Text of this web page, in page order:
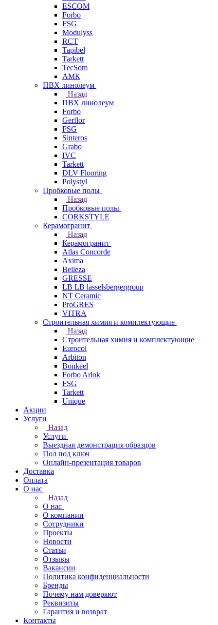
ESCOM
Forbo
FSG
Modulyss
RCT
Tapibel
Tarkett
TecSom
АМК
ПВХ линолеум
Назад
ПВХ линолеум
Forbo
Gerflor
FSG
Sinteros
Grabo
IVC
Tarkett
DLV Flooring
Polystyl
Пробковые полы
Назад
Пробковые полы
CORKSTYLE
Керамогранит
Назад
Керамогранит
Atlas Concorde
Axima
Belleza
GRESSE
LB LB lasselsbergergroup
NT Ceramic
ProGRES
VITRA
Строительная химия и комплектующие
Назад
Строительная химия и комплектующие
Eurocol
Arbiton
Bonkeel
Forbo Arlok
FSG
Tarkett
Unique
Акции
Услуги
Назад
Услуги
Выездная демонстрация образцов
Пол под ключ
Онлайн-презентация товаров
Доставка
Оплата
О нас
Назад
О нас
О компании
Сотрудники
Проекты
Новости
Статьи
Отзывы
Вакансии
Политика конфиденциальности
Бренды
Почему нам доверяют
Реквизиты
Гарантия и возврат
Контакты